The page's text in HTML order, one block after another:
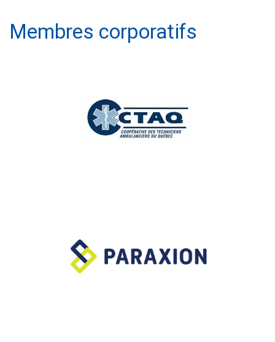
Membres corporatifs